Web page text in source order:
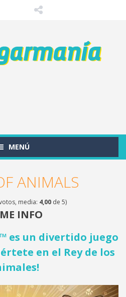
MENÚ
ANIMALS
media: 4,00 de 5)
INFO
es un divertido juego
en el Rey de los